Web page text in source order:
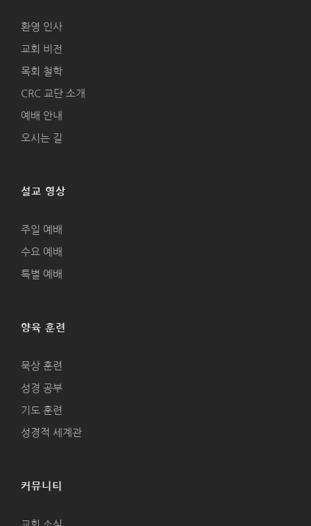
환영 인사
교회 비전
목회 철학
CRC 교단 소개
예배 안내
오시는 길
설교 영상
주일 예배
수요 예배
특별 예배
양육 훈련
묵상 훈련
성경 공부
기도 훈련
성경적 세계관
커뮤니티